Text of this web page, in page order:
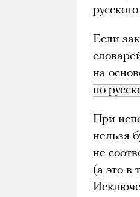
Если
на
по
При
нельзя
не
(а это в